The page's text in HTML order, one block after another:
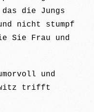
die Jungs
nicht stumpf
Sie Frau und
und
trifft